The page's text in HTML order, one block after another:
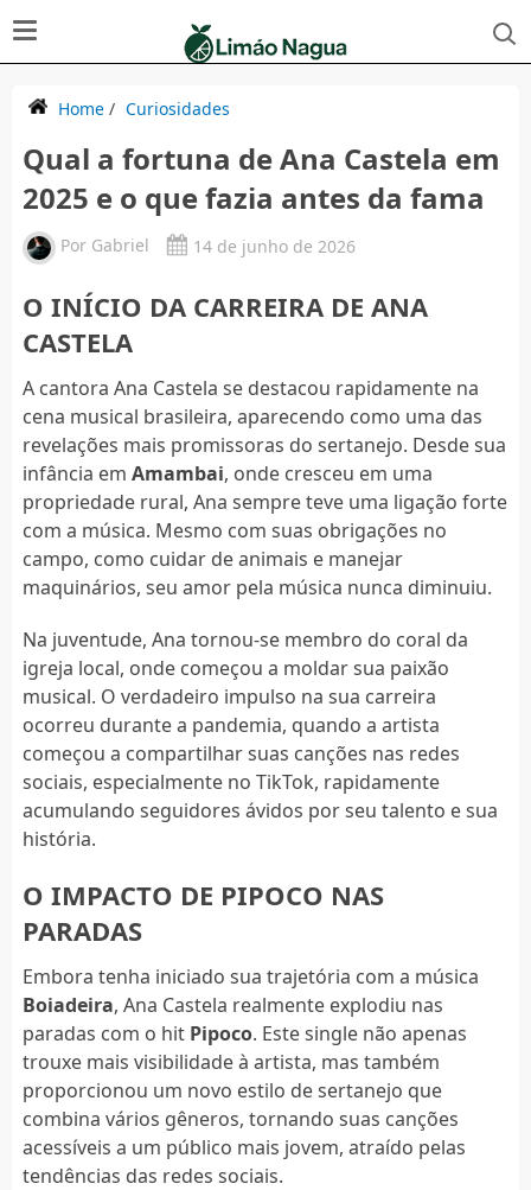
Home/ Curiosidades
Qual a fortuna de Ana Castela em
2025 e o que fazia antes da fama
Por Gabriel 14 de junho de 2026
O INÍCIO DA CARREIRA DE ANA
CASTELA
A cantora Ana Castela se destacou rapidamente na
cena musical brasileira, aparecendo como uma das
revelações mais promissoras do sertanejo. Desde sua
infância em Amambai, onde cresceu em uma
propriedade rural, Ana sempre teve uma ligação forte
com a música. Mesmo com suas obrigações no
campo, como cuidar de animais e manejar
maquinários, seu amor pela música nunca diminuiu.
Na juventude, Ana tornou-se membro do coral da
igreja local, onde começou a moldar sua paixão
musical. O verdadeiro impulso na sua carreira
ocorreu durante a pandemia, quando a artista
começou a compartilhar suas canções nas redes
sociais, especialmente no TikTok, rapidamente
acumulando seguidores ávidos por seu talento e sua
história.
O IMPACTO DE PIPOCO NAS
PARADAS
Embora tenha iniciado sua trajetória com a música
Boiadeira, Ana Castela realmente explodiu nas
paradas com o hit Pipoco. Este single não apenas
trouxe mais visibilidade à artista, mas também
proporcionou um novo estilo de sertanejo que
combina vários gêneros, tornando suas canções
acessíveis a um público mais jovem, atraído pelas
tendências das redes sociais.